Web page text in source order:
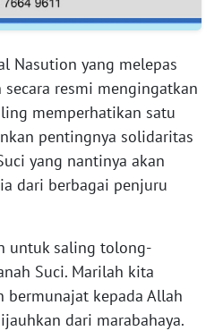
Nasution yang melepas
resmi mengingatkan
memperhatikan satu
pentingnya solidaritas
yang nantinya akan
dari berbagai penjuru
untuk saling tolong-
Suci. Marilah kita
bermunajat kepada Allah
dari marabahaya.